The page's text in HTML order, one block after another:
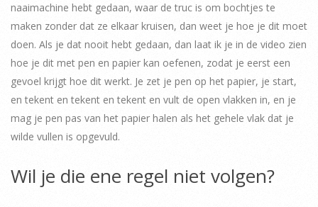
naaimachine hebt gedaan, waar de truc is om bochtjes te
maken zonder dat ze elkaar kruisen, dan weet je hoe je dit moet
doen. Als je dat nooit hebt gedaan, dan laat ik je in de video zien
hoe je dit met pen en papier kan oefenen, zodat je eerst een
gevoel krijgt hoe dit werkt. Je zet je pen op het papier, je start,
en tekent en tekent en tekent en vult de open vlakken in, en je
mag je pen pas van het papier halen als het gehele vlak dat je
wilde vullen is opgevuld.
Wil je die ene regel niet volgen?